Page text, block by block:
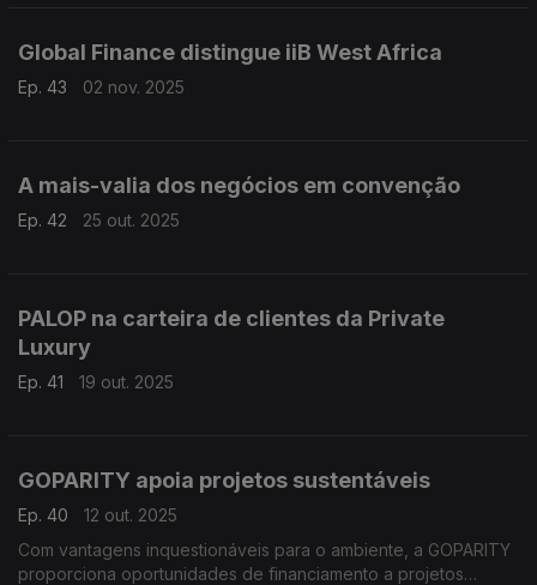
Global Finance distingue iiB West Africa
Ep. 43 02 nov. 2025
A mais-valia dos negócios em convenção
Ep. 42 25 out. 2025
PALOP na carteira de clientes da Private
Luxury
Ep. 41 19 out. 2025
GOPARITY apoia projetos sustentáveis
Ep. 40
12 out. 2025
Com vantagens inquestionáveis para o ambiente, a GOPARITY
proporciona oportunidades de financiamento a projetos